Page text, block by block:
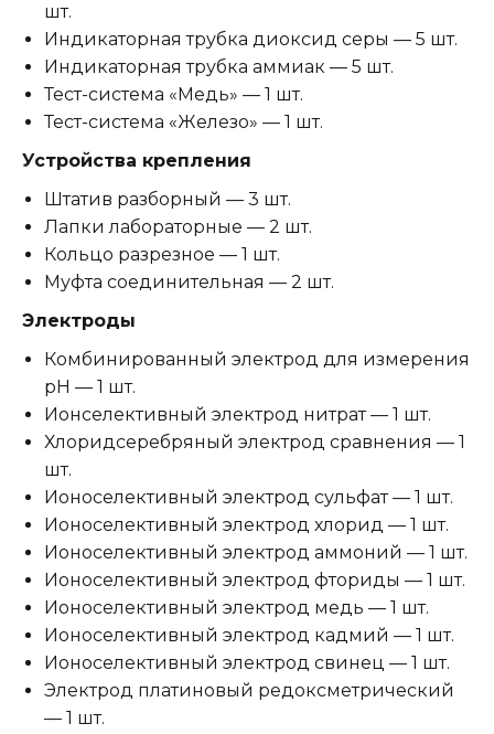
шт.
Индикаторная трубка диоксид серы — 5 шт.
Индикаторная трубка аммиак — 5 шт.
Тест-система «Медь» — 1 шт.
Тест-система «Железо» — 1 шт.
Устройства крепления
Штатив разборный — 3 шт.
Лапки лабораторные — 2 шт.
Кольцо разрезное — 1 шт.
Муфта соединительная — 2 шт.
Электроды
Комбинированный электрод для измерения
рН — 1 шт.
Ионселективный электрод нитрат — 1 шт.
Хлоридсеребряный электрод сравнения — 1
шт.
Ионоселективный электрод сульфат — 1 шт.
Ионоселективный электрод хлорид — 1 шт.
Ионоселективный электрод аммоний — 1 шт.
Ионоселективный электрод фториды — 1 шт.
Ионоселективный электрод медь — 1 шт.
Ионоселективный электрод кадмий — 1 шт.
Ионоселективный электрод свинец — 1 шт.
Электрод платиновый редоксметрический
— 1 шт.